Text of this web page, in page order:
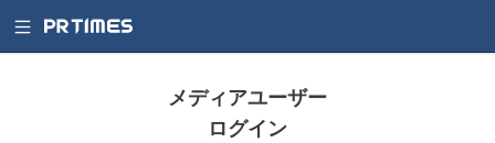
メディアユーザー
ログイン